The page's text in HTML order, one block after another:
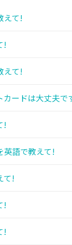
えて!
!
えて!
ードは大丈夫
!
英語で教えて!
て!
!
!